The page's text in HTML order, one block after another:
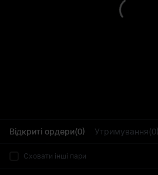
Відкриті ордери(0) Утримування(0)
Сховати інші пари